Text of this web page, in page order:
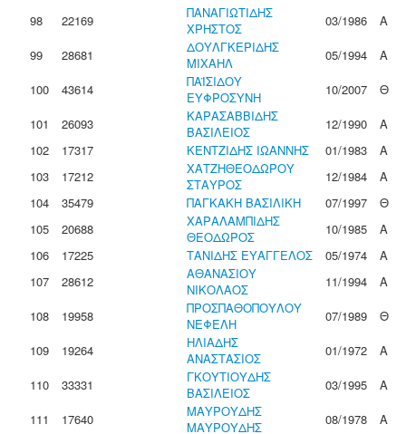
98
22169
ΠΑΝΑΓΙΩΤΙΔΗΣ
ΧΡΗΣΤΟΣ
03/1986
Α
99
28681
ΔΟΥΛΓΚΕΡΙΔΗΣ
ΜΙΧΑΗΛ
05/1994
Α
100
43614
ΠΑΪΣΙΔΟΥ
ΕΥΦΡΟΣΥΝΗ
10/2007
Θ
101
26093
ΚΑΡΑΣΑΒΒΙΔΗΣ
ΒΑΣΙΛΕΙΟΣ
12/1990
Α
102
17317 ΚΕΝΤΖΙΔΗΣ ΙΩΑΝΝΗΣ 01/1983
Α
103
17212
ΧΑΤΖΗΘΕΟΔΩΡΟΥ
ΣΤΑΥΡΟΣ
12/1984
Α
104
35479 ΠΑΓΚΑΚΗ ΒΑΣΙΛΙΚΗ 07/1997
Θ
105
20688
ΧΑΡΑΛΑΜΠΙΔΗΣ
ΘΕΟΔΩΡΟΣ
10/1985
Α
106
17225 ΤΑΝΙΔΗΣ ΕΥΑΓΓΕΛΟΣ 05/1974
Α
107
28612
ΑΘΑΝΑΣΙΟΥ
ΝΙΚΟΛΑΟΣ
11/1994
Α
108
19958
ΠΡΟΣΠΑΘΟΠΟΥΛΟΥ
ΝΕΦΕΛΗ
07/1989
Θ
109
19264
ΗΛΙΑΔΗΣ
ΑΝΑΣΤΑΣΙΟΣ
01/1972
Α
110
33331
ΓΚΟΥΤΙΟΥΔΗΣ
ΒΑΣΙΛΕΙΟΣ
03/1995
Α
111
17640
ΜΑΥΡΟΥΔΗΣ
ΜΑΥΡΟΥΔΗΣ
08/1978
Α